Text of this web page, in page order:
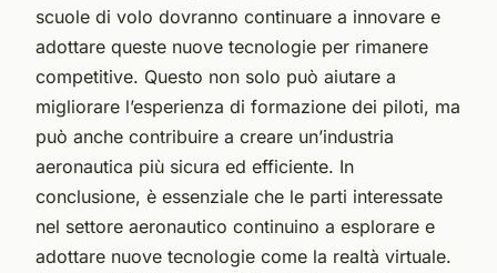
scuole di volo dovranno continuare a innovare e
adottare queste nuove tecnologie per rimanere
competitive. Questo non solo può aiutare a
migliorare l’esperienza di formazione dei piloti, ma
può anche contribuire a creare un’industria
aeronautica più sicura ed efficiente. In
conclusione, è essenziale che le parti interessate
nel settore aeronautico continuino a esplorare e
adottare nuove tecnologie come la realtà virtuale.